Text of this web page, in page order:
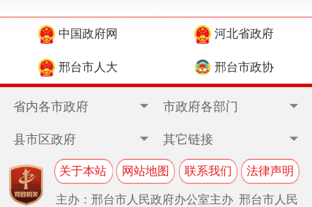
中国政府网 河北省政府
邢台市人大 邢台市政协
省内各市政府 市政府各部门
县市区政府 其它链接
关于本站 网站地图 联系我们 法律声明
主办：邢台市人民政府办公室主办 邢台市人民